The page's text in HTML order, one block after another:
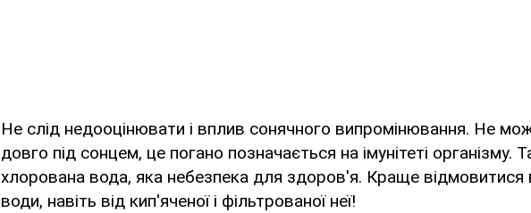
Не слід недооцінювати і вплив сонячного випромінювання. Не
довго під сонцем, це погано позначається на імунітеті організму.
хлорована вода, яка небезпека для здоров'я. Краще відмовитися
води, навіть від кип'яченої і фільтрованої неї!